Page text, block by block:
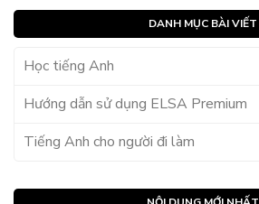
DANH MỤC BÀI VIẾT
Học tiếng Anh
Hướng dẫn sử dụng ELSA Premium
Tiếng Anh cho người đi làm